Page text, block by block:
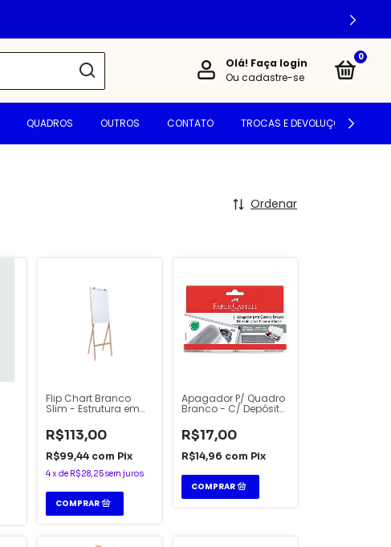
Olá! Faça login
Ou cadastre-se
0
QUADROS OUTROS CONTATO TROCAS E DEVOLUÇÕES
Ordenar
Flip Chart Branco
Slim - Estrutura em
R$113,00
R$99,44 com Pix
4xde R$28,25sem juros
Apagador P/ Quadro
Branco - C/ Depósito
R$17,00
R$14,96 com Pix